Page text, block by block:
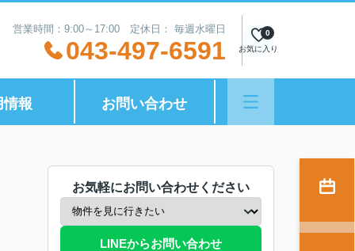
営業時間：9:00～17:00 定休日： 毎週水曜日
043-497-6591 お気に入り
0
情報 お問い合わせ
お気軽にお問い合わせください
LINEからお問い合わせ